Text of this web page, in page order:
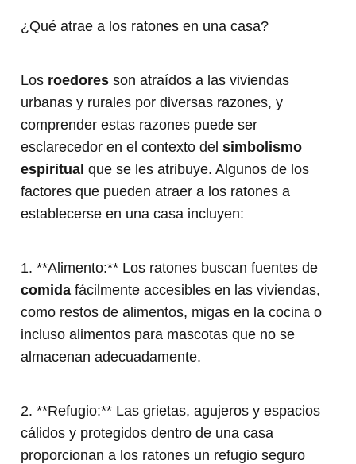
¿Qué atrae a los ratones en una casa?
Los roedores son atraídos a las viviendas
urbanas y rurales por diversas razones, y
comprender estas razones puede ser
esclarecedor en el contexto del simbolismo
espiritual que se les atribuye. Algunos de los
factores que pueden atraer a los ratones a
establecerse en una casa incluyen:
1. **Alimento:** Los ratones buscan fuentes de
comida fácilmente accesibles en las viviendas,
como restos de alimentos, migas en la cocina o
incluso alimentos para mascotas que no se
almacenan adecuadamente.
2. **Refugio:** Las grietas, agujeros y espacios
cálidos y protegidos dentro de una casa
proporcionan a los ratones un refugio seguro